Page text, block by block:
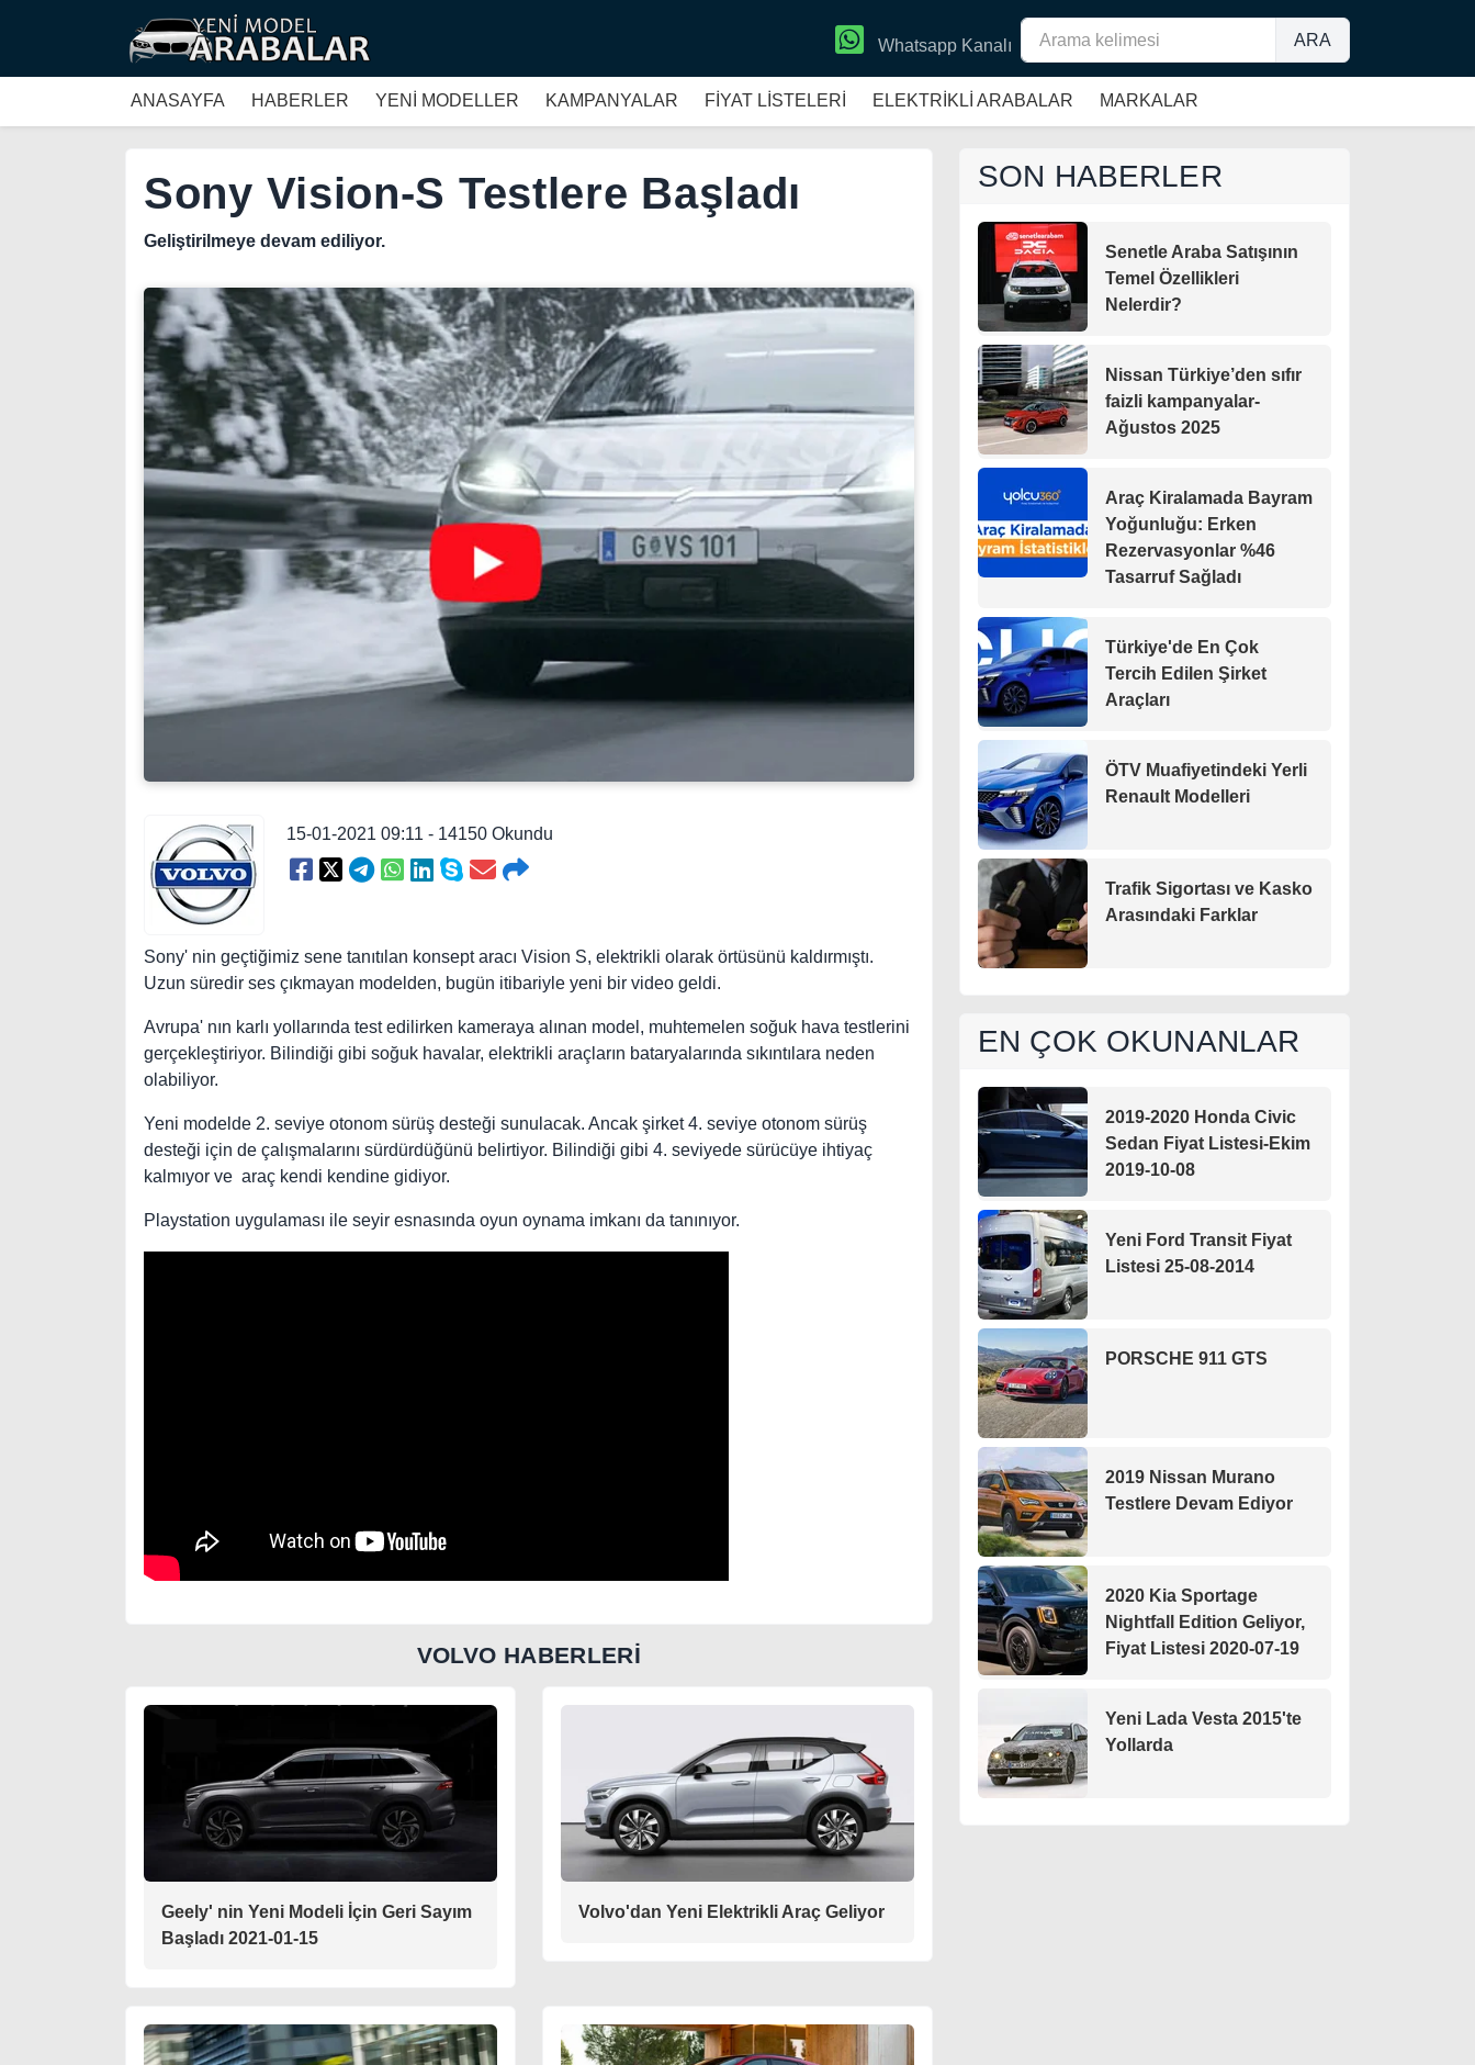
ARA
Whatsapp Kanalı
ANASAYFA HABERLER YENİ MODELLER KAMPANYALAR FİYAT LİSTELERİ ELEKTRİKLİ ARABALAR MARKALAR
Sony Vision-S Testlere Başladı
Geliştirilmeye devam ediliyor.
15-01-2021 09:11 - 14150 Okundu
Sony' nin geçtiğimiz sene tanıtılan konsept aracı Vision S, elektrikli olarak örtüsünü kaldırmıştı.
Uzun süredir ses çıkmayan modelden, bugün itibariyle yeni bir video geldi.
Avrupa' nın karlı yollarında test edilirken kameraya alınan model, muhtemelen soğuk hava testlerini
gerçekleştiriyor. Bilindiği gibi soğuk havalar, elektrikli araçların bataryalarında sıkıntılara neden
olabiliyor.
Yeni modelde 2. seviye otonom sürüş desteği sunulacak. Ancak şirket 4. seviye otonom sürüş
desteği için de çalışmalarını sürdürdüğünü belirtiyor. Bilindiği gibi 4. seviyede sürücüye ihtiyaç
kalmıyor ve araç kendi kendine gidiyor.
Playstation uygulaması ile seyir esnasında oyun oynama imkanı da tanınıyor.
VOLVO HABERLERİ
Geely' nin Yeni Modeli İçin Geri Sayım
Başladı 2021-01-15
Volvo'dan Yeni Elektrikli Araç Geliyor
SON HABERLER
Senetle Araba Satışının
Temel Özellikleri
Nelerdir?
Nissan Türkiye’den sıfır
faizli kampanyalar-
Ağustos 2025
Araç Kiralamada Bayram
Yoğunluğu: Erken
Rezervasyonlar %46
Tasarruf Sağladı
Türkiye'de En Çok
Tercih Edilen Şirket
Araçları
ÖTV Muafiyetindeki Yerli
Renault Modelleri
Trafik Sigortası ve Kasko
Arasındaki Farklar
EN ÇOK OKUNANLAR
2019-2020 Honda Civic
Sedan Fiyat Listesi-Ekim
2019-10-08
Yeni Ford Transit Fiyat
Listesi 25-08-2014
PORSCHE 911 GTS
2019 Nissan Murano
Testlere Devam Ediyor
2020 Kia Sportage
Nightfall Edition Geliyor,
Fiyat Listesi 2020-07-19
Yeni Lada Vesta 2015'te
Yollarda